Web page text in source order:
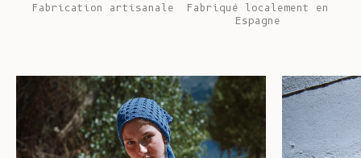
Fabrication artisanale
Fabriqué localement en
Espagne